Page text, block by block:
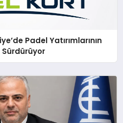
Padel Yatırımlarının
Sürdürüyor